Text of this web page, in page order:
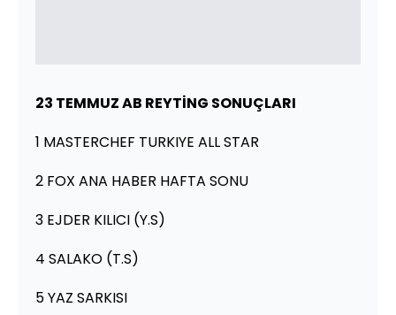
23 TEMMUZAB REYTİNG SONUÇLARI
1 MASTERCHEF TURKIYE ALL STAR
2 FOX ANA HABER HAFTA SONU
3 EJDER KILICI (Y.S)
4 SALAKO (T.S)
5 YAZ SARKISI